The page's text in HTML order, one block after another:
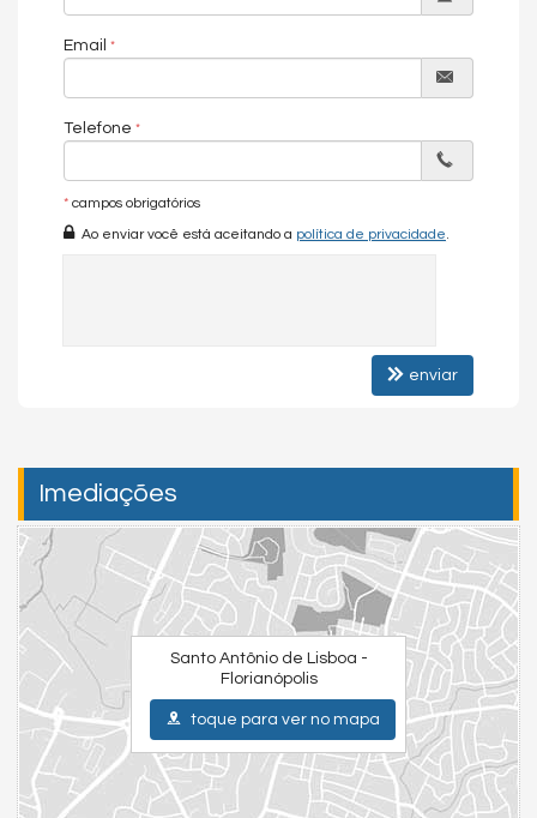
Email
Telefone
* campos obrigatórios
Ao enviar você está aceitando a política de privacidade.
enviar
Imediações
Santo Antônio de Lisboa -
Florianópolis
toque para ver no mapa